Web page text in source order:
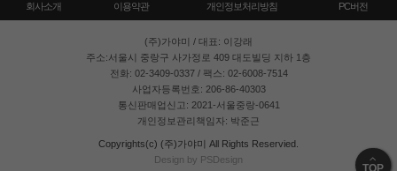
회사소개 이용약관 개인정보처리방침 PC버전
(주)가야미 / 대표: 이강래
주소:서울시 중랑구 사가정로 409 대도빌딩 지하 1층
전화: 02-3409-0337 / 팩스: 02-6008-7514
사업자등록번호: 206-86-40303
통신판매업신고: 2021-서울중랑-0641
개인정보관리책임자: 박준근
Copyrights(c) (주)가야미 All Rights Reservied.
Design by PSDesign
TOP